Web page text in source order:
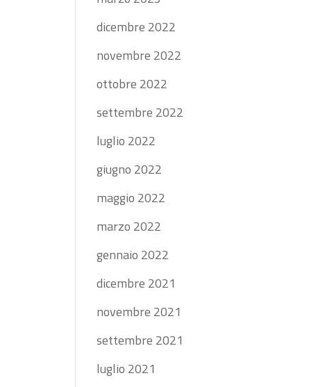
dicembre 2022
novembre 2022
ottobre 2022
settembre 2022
luglio 2022
giugno 2022
maggio 2022
marzo 2022
gennaio 2022
dicembre 2021
novembre 2021
settembre 2021
luglio 2021